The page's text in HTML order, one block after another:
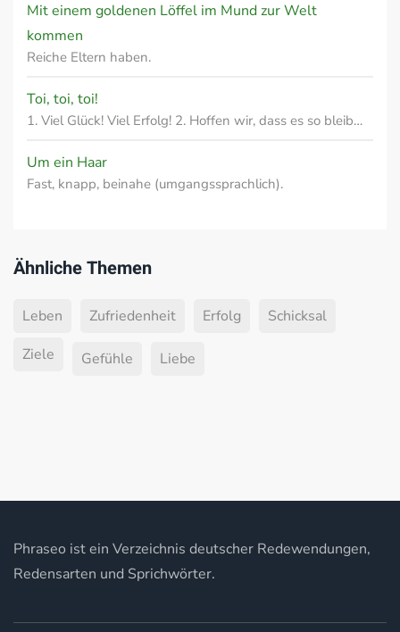
Mit einem goldenen Löffel im Mund zur Welt
kommen
Reiche Eltern haben.
Toi, toi, toi!
1. Viel Glück! Viel Erfolg! 2. Hoffen wir, dass es so bleib…
Um ein Haar
Fast, knapp, beinahe (umgangssprachlich).
Ähnliche Themen
Leben Zufriedenheit Erfolg
Schicksal
Ziele
Gefühle Liebe
Phraseo ist ein Verzeichnis deutscher Redewendungen,
Redensarten und Sprichwörter.